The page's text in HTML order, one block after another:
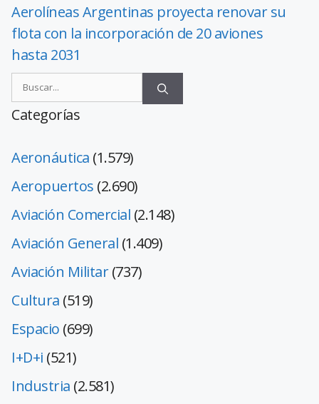
Aerolíneas Argentinas proyecta renovar su
flota con la incorporación de 20 aviones
hasta 2031
Categorías
Aeronáutica (1.579)
Aeropuertos (2.690)
Aviación Comercial (2.148)
Aviación General (1.409)
Aviación Militar(737)
Cultura (519)
Espacio (699)
I+D+i (521)
Industria (2.581)